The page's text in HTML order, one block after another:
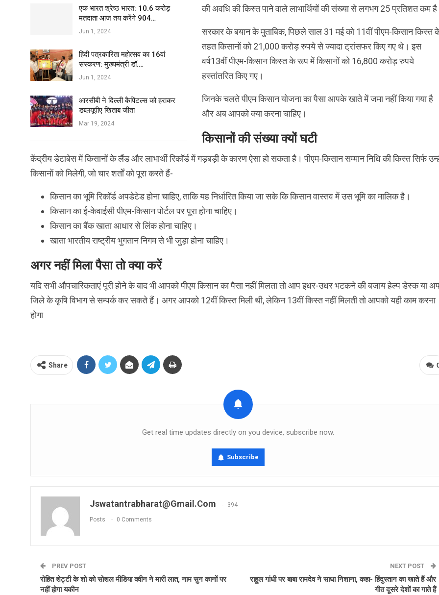
एक भारत श्रेष्ठ भारत: 10.6 करोड़
मतदाता आज तय करेंगे 904…
Jun 1, 2024
हिंदी पत्रकारिता महोत्सव का 16वां
संस्करण: मुख्यमंत्री डॉ.…
Jun 1, 2024
आरसीबी ने दिल्ली कैपिटल्स को हराकर
डब्लयूपीए खिताब जीता
Mar 19, 2024
की अवधि की किस्त पाने वाले लाभार्थियों की संख्या से लगभग 25 प्रतिशत कम
सरकार के बयान के मुताबिक, पिछले साल 31 मई को 11वीं पीएम-किसान किस्त
तहत किसानों को 21,000 करोड़ रुपये से ज्यादा ट्रांसफर किए गए थे। इस
वर्ष13वीं पीएम-किसान किस्त के रूप में किसानों को 16,800 करोड़ रुपये
हस्तांतरित किए गए।
जिनके चलते पीएम किसान योजना का पैसा आपके खाते में जमा नहीं किया गया है
और अब आपको क्या करना चाहिए।
किसानों की संख्या क्यों घटी
केंद्रीय डेटाबेस में किसानों के लैंड और लाभार्थी रिकॉर्ड में गड़बड़ी के कारण ऐसा हो सकता है। पीएम-किसान सम्मान निधि की किस्त सिर्फ
किसानों को मिलेगी, जो चार शर्तों को पूरा करते हैं-
किसान का भूमि रिकॉर्ड अपडेटेड होना चाहिए, ताकि यह निर्धारित किया जा सके कि किसान वास्तव में उस भूमि का मालिक है।
किसान का ई-केवाईसी पीएम-किसान पोर्टल पर पूरा होना चाहिए।
किसान का बैंक खाता आधार से लिंक होना चाहिए।
खाता भारतीय राष्ट्रीय भुगतान निगम से भी जुड़ा होना चाहिए।
अगर नहीं मिला पैसा तो क्या करें
यदि सभी औपचारिकताएं पूरी होने के बाद भी आपको पीएम किसान का पैसा नहीं मिलता तो आप इधर-उधर भटकने की बजाय हेल्प डेस्क या
जिले के कृषि विभाग से सम्पर्क कर सकते हैं। अगर आपको 12वीं किस्त मिली थी, लेकिन 13वीं किस्त नहीं मिलती तो आपको यही काम करना
होगा
Share
Get real time updates directly on you device, subscribe now.
Subscribe
Jswatantrabharat@gmail.com 394
Posts 0 Comments
PREV POST
रोहित शेट्टी के शो को सोशल मीडिया क्वीन ने मारी लात, नाम सुन कानों पर
नहीं होगा यकीन
NEXT POST
राहुल गांधी पर बाबा रामदेव ने साधा निशाना, कहा- हिंदुस्तान का खाते हैं और
गीत दूसरे देशों का गाते हैं